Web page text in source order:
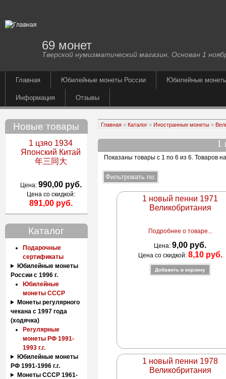
69 монет
Тверской нумизматический магазин. Основан 1
Главная Юбилейные монеты России Юбилейные
Информация Отзывы
Новые товары
1 цзяо 1934
Японский Китай
年三同大
Цена: 990,00 руб.
Цена со скидкой:
891,00 руб.
Каталог
Подарочные
сертификаты
Юбилейные монеты
России с 1996 г.
Юбилейные
монеты СССР
Монеты регулярного
чекана с 1997 года
(ходячка)
Регулярные
монеты РФ 1991-
1993 г.г.
Юбилейные монеты
РФ 1991-1996 г.г.
Монеты СССР 1961-
Главная» Каталог» Иностранные монеты»
1
Показаны товары с 1 по 6 из 6. Товаров
1 новый пенни 1971
Великобритания
Подробнее о товаре...
Цена:9,00 руб.
Цена со скидкой: 8,10 руб.
1 новый пенни 1978
Великобритания